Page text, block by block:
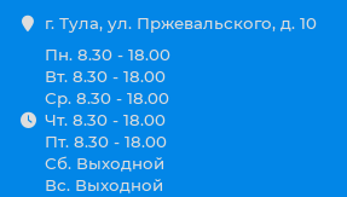
г. Тула, ул. Пржевальского, д. 10
Пн. 8.30 - 18.00
Вт. 8.30 - 18.00
Ср. 8.30 - 18.00
Чт. 8.30 - 18.00
Пт. 8.30 - 18.00
Сб. Выходной
Вс. Выходной